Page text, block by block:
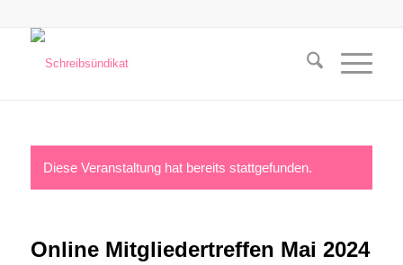
Diese Veranstaltung hat bereits stattgefunden.
Online Mitgliedertreffen Mai 2024